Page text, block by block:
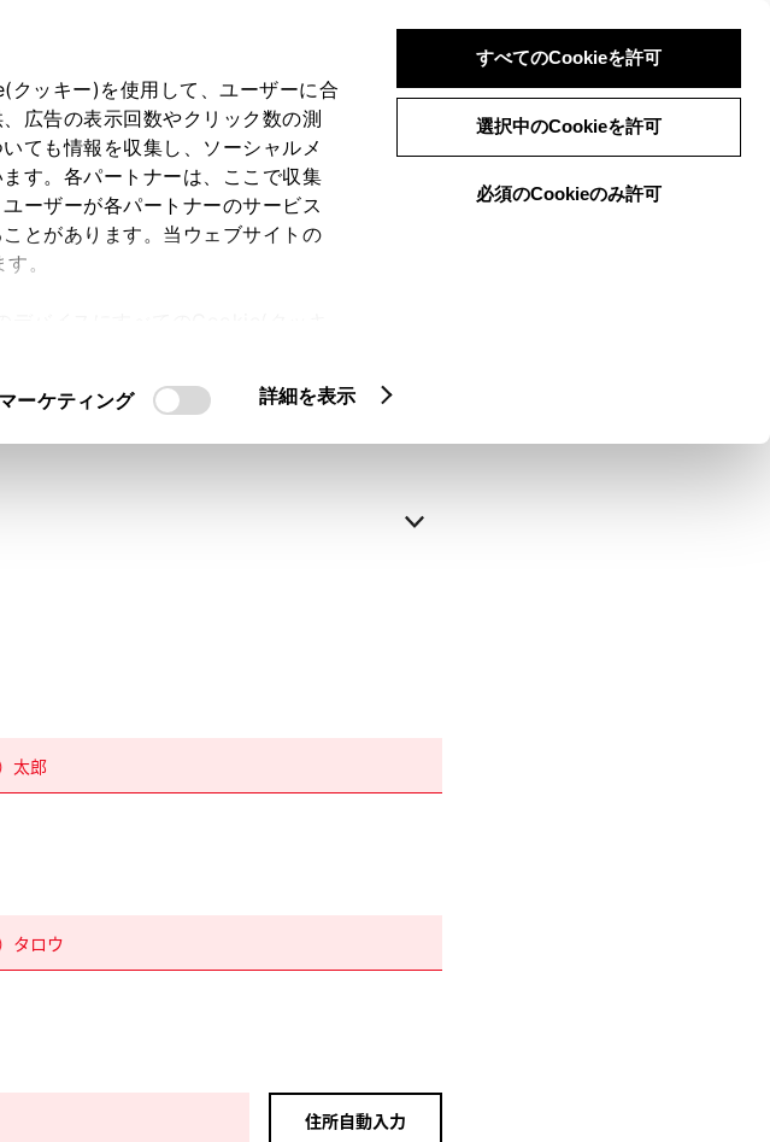
クッキー)を使用して、ユーザーに合
広告の表示回数やクリック数の測
ても情報を収集し、ソーシャルメ
す。各パートナーは、ここで収集
ーザーが各パートナーのサービス
とがあります。当ウェブサイトの
。
マーケティング 詳細を表示
すべてのCookieを許可
選択中のCookieを許可
必須のCookieのみ許可
ご確認
ログインして自動入力
住所自動入力